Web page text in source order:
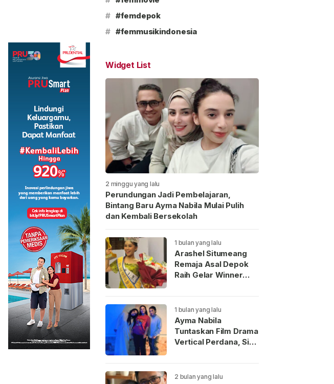
# #femdepok
# #femmusikindonesia
Widget List
2 minggu yang lalu
Perundungan Jadi Pembelajaran,
Bintang Baru Ayma Nabila Mulai Pulih
dan Kembali Bersekolah
1 bulan yang lalu
Arashel Situmeang
Remaja Asal Depok
Raih Gelar Winner
1 bulan yang lalu
Ayma Nabila
Tuntaskan Film Drama
Vertical Perdana, Siap
Indonesia
2 bulan yang lalu